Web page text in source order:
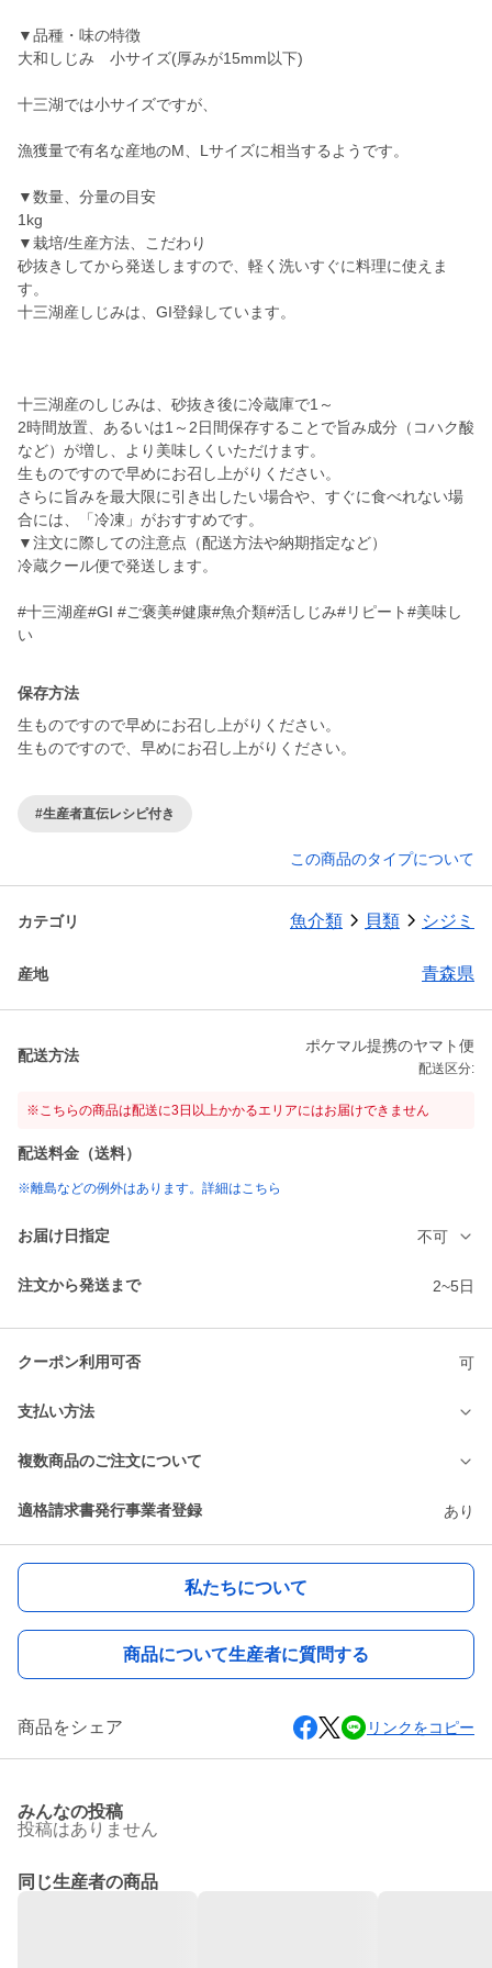
▼品種・味の特徴
大和しじみ 小サイズ(厚みが15mm以下)
十三湖では小サイズですが、
漁獲量で有名な産地のM、Lサイズに相当するようです。
▼数量、分量の目安
1kg
▼栽培/生産方法、こだわり
砂抜きしてから発送しますので、軽く洗いすぐに料理に使えま
す。
十三湖産しじみは、GI登録しています。
十三湖産のしじみは、砂抜き後に冷蔵庫で1～
2時間放置、あるいは1～2日間保存することで旨み成分（コハク酸
など）が増し、より美味しくいただけます。
生ものですので早めにお召し上がりください。
さらに旨みを最大限に引き出したい場合や、すぐに食べれない場
合には、「冷凍」がおすすめです。
▼注文に際しての注意点（配送方法や納期指定など）
冷蔵クール便で発送します。
#十三湖産#GI #ご褒美#健康#魚介類#活しじみ#リピート#美味し
保存方法
生ものですので早めにお召し上がりください。
生ものですので、早めにお召し上がりください。
#生産者直伝レシピ付き
この商品のタイプについて
カテゴリ 魚介類 貝類 シジミ
産地 青森県
配送方法
ポケマル提携のヤマト便
配送区分:
※こちらの商品は配送に3日以上かかるエリアにはお届けできません
配送料金（送料）
※離島などの例外はあります。詳細はこちら
お届け日指定 不可
注文から発送まで 2~5日
クーポン利用可否 可
支払い方法
複数商品のご注文について
適格請求書発行事業者登録 あり
私たちについて
商品について生産者に質問する
商品をシェア リンクをコピー
みんなの投稿
投稿はありません
同じ生産者の商品